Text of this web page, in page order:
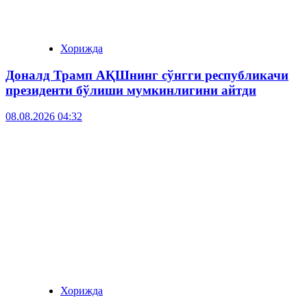
Хорижда
Доналд Трамп АҚШнинг сўнгги республикачи
президенти бўлиши мумкинлигини айтди
08.08.2026 04:32
Хорижда